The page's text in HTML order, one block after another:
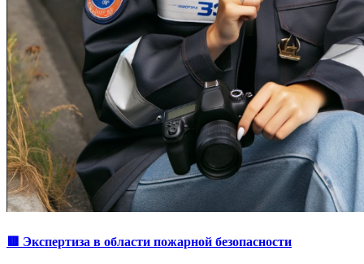
🟥 Экспертиза в области пожарной безопасности